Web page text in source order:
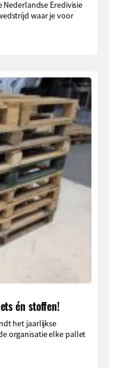
Nederlandse Eredivisie
waar je voor
én stoffen!
het jaarlijkse
organisatie elke pallet